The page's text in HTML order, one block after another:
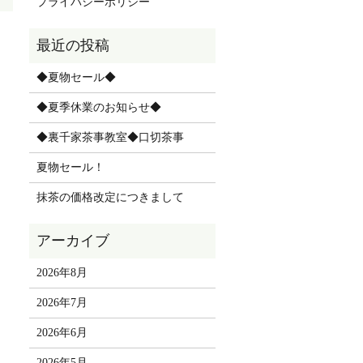
◆夏物セール◆
◆夏季休業のお知らせ◆
◆裏千家茶事教室◆口切茶事
夏物セール！
抹茶の価格改定につきまして
2026年8月
2026年7月
2026年6月